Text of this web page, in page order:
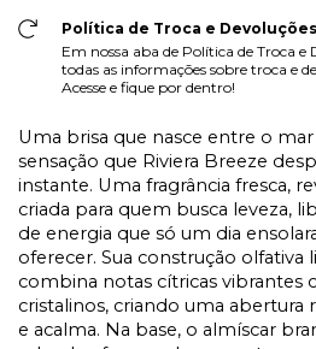
Política de Troca e Devoluções
Em nossa aba de Política de Troca e
todas as informações sobre troca e
Acesse e fique por dentro!
Uma brisa que nasce entre o
sensação que Riviera Breeze
instante. Uma fragrância fresca,
criada para quem busca leveza,
de energia que só um dia
oferecer. Sua construção olfativa
combina notas cítricas vibrantes
cristalinos, criando uma abertura
e acalma. Na base, o almíscar